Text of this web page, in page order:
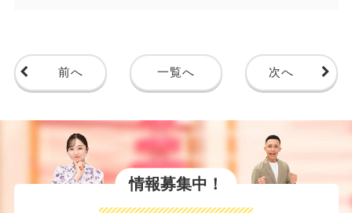
前へ 一覧へ 次へ
情報募集中！